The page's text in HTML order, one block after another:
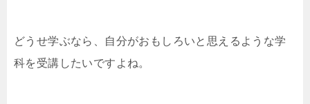
どうせ学ぶなら、自分がおもしろいと思えるような学
科を受講したいですよね。